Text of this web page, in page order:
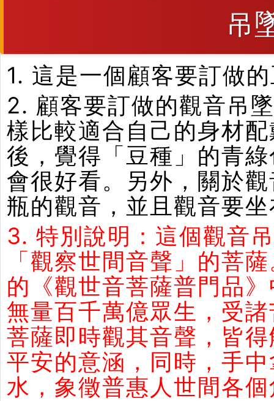
吊
1. 這是一個顧客要訂做
2. 顧客要訂做的觀音吊
樣比較適合自己的身材
後，覺得「豆種」的青
會很好看。另外，關於
瓶的觀音，並且觀音要
3. 特別說明：這個觀音
「觀察世間音聲」的菩
的《觀世音菩薩普門品
無量百千萬億眾生，受
菩薩即時觀其音聲，皆
平安的意涵，同時，手
水，象徵普惠人世間各